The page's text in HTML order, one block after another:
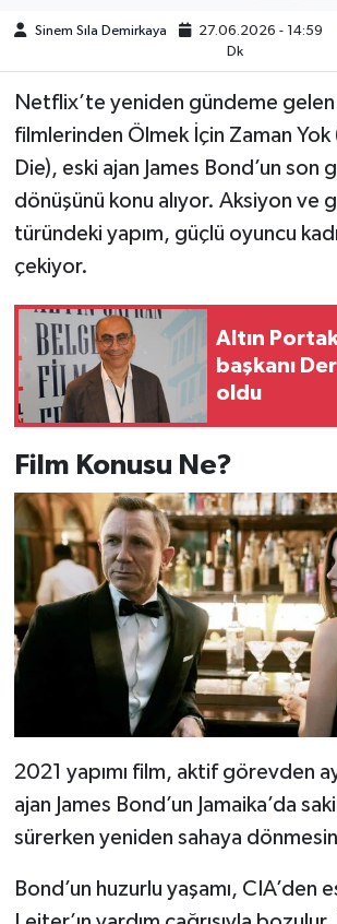
Sinem Sıla Demirkaya 27.06.2026 - 14:59
Dk
Netflix’te yeniden gündeme
filmlerinden Ölmek İçin Zaman
Die), eski ajan James Bond’un son
dönüşünü konu alıyor. Aksiyon ve
türündeki yapım, güçlü oyuncu
çekiyor.
Altın
başkanı
oldu
Film Konusu Ne?
2021 yapımı film, aktif görevden
ajan James Bond’un Jamaika’da
sürerken yeniden sahaya
Bond’un huzurlu yaşamı, CIA’den